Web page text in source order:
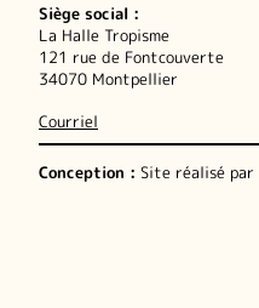
Siège social :
La Halle Tropisme
121 rue de Fontcouverte
34070 Montpellier
Courriel
Conception : Site réalisé par